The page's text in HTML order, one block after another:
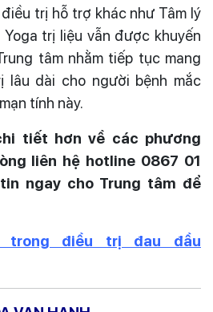
trị hỗ trợ khác như Tâm lý
trị liệu vẫn được khuyến
tâm nhằm tiếp tục mang
lâu dài cho người bệnh mắc
tính này.
tiết hơn về các phương
liên hệ hotline 0867 01
ngay cho Trung tâm để
trong điều trị đau đầu